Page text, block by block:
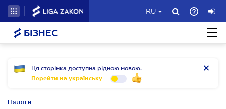
RU
БІЗНЕС
Ця сторінка доступна рідною мовою.
Перейти на українську
Налоги